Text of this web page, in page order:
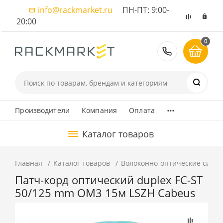
info@rackmarket.ru ПН-ПТ: 9:00-
20:00
8 (495)
0
Производители Компания Оплата ...
Каталог товаров
Главная Каталог товаров Волоконно-оптические
Патч-корд оптический duplex FC-ST
50/125 mm OM3 15м LSZH Cabeus